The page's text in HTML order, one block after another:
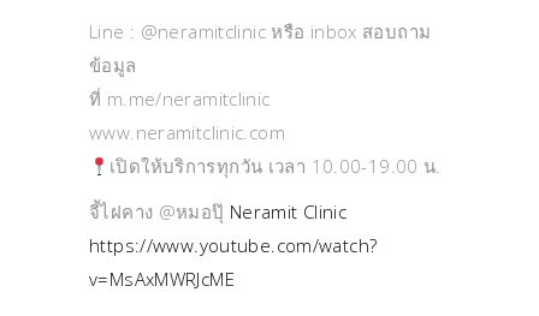
Line : @neramitclinic หรือ inbox สอบถาม
ข้อมูล
ที่ m.me/neramitclinic
www.neramitclinic.com
เปิดให้บริการทุกวัน เวลา 10.00-19.00 น.
จี้ไฝคาง @หมอปุ๊ Neramit Clinic
https://www.youtube.com/watch?
v=MsAxMWRJcME